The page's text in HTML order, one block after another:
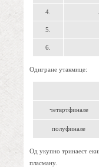
4.
5.
6.
Одигране утакмице:
четвртфинале
полуфинале
Од укупно тринаест
пласману.